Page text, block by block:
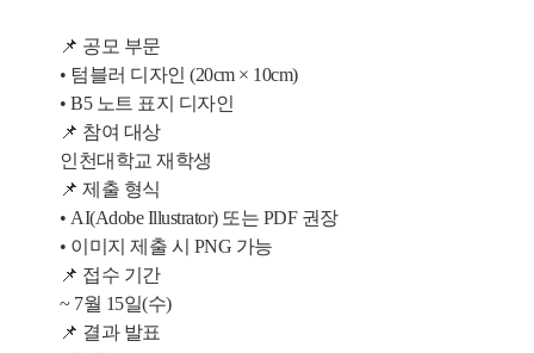
📌 공모 부문
• 텀블러 디자인 (20cm × 10cm)
• B5 노트 표지 디자인
📌 참여 대상
인천대학교 재학생
📌 제출 형식
• AI(Adobe Illustrator) 또는 PDF 권장
• 이미지 제출 시 PNG 가능
📌 접수 기간
~ 7월 15일(수)
📌 결과 발표